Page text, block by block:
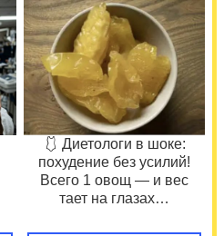
🩱 Диетологи в шоке:
похудение без усилий!
Всего 1 овощ — и вес
тает на глазах…